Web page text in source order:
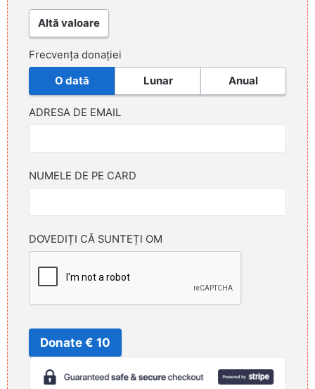
Altă valoare
Frecvența donației
O dată Lunar Anual
ADRESA DE EMAIL
NUMELE DE PE CARD
DOVEDIȚI CĂ SUNTEȚI OM
Donate € 10